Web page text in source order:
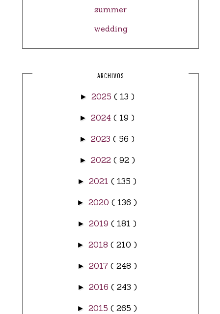
summer
wedding
ARCHIVOS
► 2025 ( 13 )
► 2024 ( 19 )
► 2023 ( 56 )
► 2022 ( 92 )
► 2021 ( 135 )
► 2020 ( 136 )
► 2019 ( 181 )
► 2018 ( 210 )
► 2017 ( 248 )
► 2016 ( 243 )
► 2015 ( 265 )